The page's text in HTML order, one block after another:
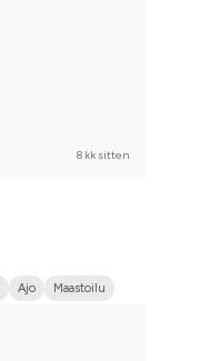
8 kk sitten
Ajo
Maastoilu